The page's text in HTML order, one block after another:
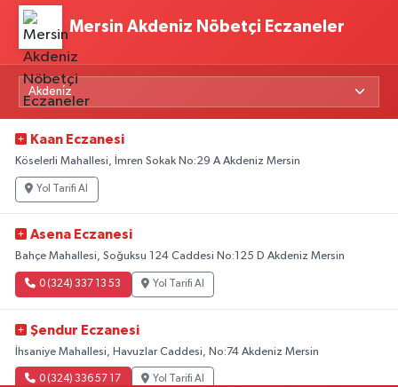
Mersin Akdeniz Nöbetçi Eczaneler
Kaan Eczanesi
Köselerli Mahallesi, İmren Sokak No:29 A Akdeniz Mersin
Yol Tarifi Al
Asena Eczanesi
Bahçe Mahallesi, Soğuksu 124 Caddesi No:125 D Akdeniz Mersin
0 (324) 337 13 53 Yol Tarifi Al
Şendur Eczanesi
İhsaniye Mahallesi, Havuzlar Caddesi, No:74 Akdeniz Mersin
0 (324) 336 57 17 Yol Tarifi Al